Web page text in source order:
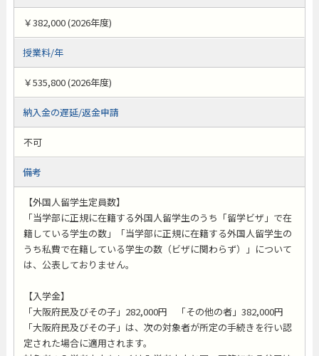
￥382,000 (2026年度)
授業料/年
￥535,800 (2026年度)
納入金の遅延/返金申請
不可
備考
【外国人留学生定員数】
「当学部に正規に在籍する外国人留学生のうち「留学ビザ」で在
籍している学生の数」「当学部に正規に在籍する外国人留学生の
うち私費で在籍している学生の数（ビザに関わらず）」について
は、公表しておりません。
【入学金】
「大阪府民及びその子」282,000円 「その他の者」382,000円
「大阪府民及びその子」は、次の対象者が所定の手続きを行い認
定された場合に適用されます。